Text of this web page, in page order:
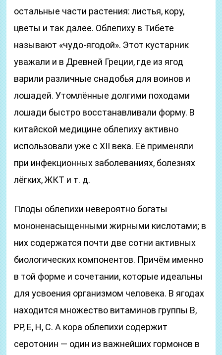
остальные части растения: листья, кору,
цветы и так далее. Облепиху в Тибете
называют «чудо-ягодой». Этот кустарник
уважали и в Древней Греции, где из ягод
варили различные снадобья для воинов и
лошадей. Утомлённые долгими походами
лошади быстро восстанавливали форму. В
китайской медицине облепиху активно
использовали уже с XII века. Её применяли
при инфекционных заболеваниях, болезнях
лёгких, ЖКТ и т. д.
Плоды облепихи невероятно богаты
мононенасыщенными жирными кислотами; в
них содержатся почти две сотни активных
биологических компонентов. Причём именно
в той форме и сочетании, которые идеальны
для усвоения организмом человека. В ягодах
находится множество витаминов группы В,
РР, Е, Н, С. А кора облепихи содержит
серотонин — один из важнейших гормонов в